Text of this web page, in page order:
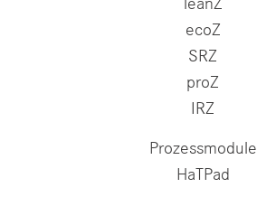
ecoZ
SRZ
proZ
IRZ
Prozessmodule
HaTPad